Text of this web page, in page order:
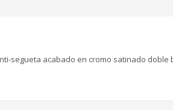
segueta acabado en cromo satinado doble